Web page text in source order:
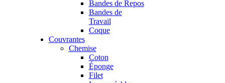
Bandes de Repos
Bandes de
Travail
Coque
Couvrantes
Chemise
Coton
Éponge
Filet